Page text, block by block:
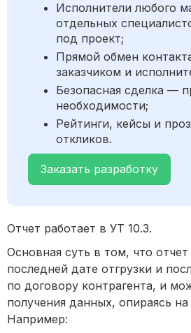
Исполнители любого
отдельных
под проект;
Прямой обмен
заказчиком и
Безопасная сделка —
необходимости;
Рейтинги, кейсы и
откликов.
Заказать разработку
Отчет работает в УТ 10.3.
Основная суть в том, что
последней дате отгрузки и
по договору контрагента, и
получения данных, опираясь
Например: